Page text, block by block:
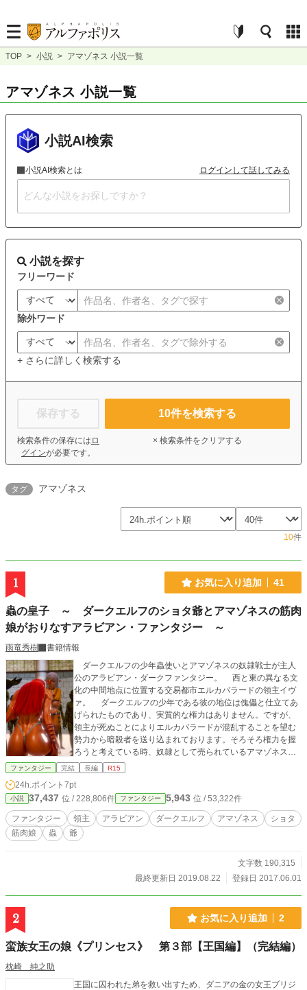
TOP > 小説 > アマゾネス 小説一覧
アマゾネス 小説一覧
小説AI検索
小説AI検索とは ログインして話してみる
小説を探す
フリーワード
除外ワード
+ さらに詳しく検索する
保存する
検索条件の保存には ロ
グインが必要です。
10件を検索する
× 検索条件をクリアする
タグ アマゾネス
10件
1 お気に入り追加 41
蟲の皇子 ～ ダークエルフのショタ爺とアマゾネスの筋肉
娘がおりなすアラビアン・ファンタジー ～
雨竜秀樹
書籍情報
ダークエルフの少年蟲使いとアマゾネスの奴隷戦士が主人
公のアラビアン・ダークファンタジー。 西と東の異なる文
化の中間地点に位置する交易都市エルカバラードの領主イヴ
ァ。 ダークエルフの少年である彼の地位は傀儡と仕立てあ
げられたものであり、実質的な権力はありません。ですが、
領主が死ぬことによりエルカバラードが混乱することを望む
勢力から暗殺者を送り込まれております。そろそろ権力を握
ろうと考えている時、奴隷として売られているアマゾネスの
ペルセネアを見つけて買い取るところから物語は始まりま
ークエルフの少年とアマゾネスの奴隷戦士の2人が交易都市エ
ルカバラードを舞台に活躍いたします。内容には蟲・奴隷・
略奪・拷問・虐殺など、非人道的、残虐なシーンが有ります
ので、苦手な方は読まれる際はご注意ください。
ファンタジー 完結 長編 R15
24h.ポイント 7pt
小説 37,437 位 / 228,806件 ファンタジー 5,943 位 / 53,322件
ファンタジー 領主 アラビアン ダークエルフ アマゾネス
ショタ
筋肉娘
蟲 爺
文字数 190,315
最終更新日 2019.08.22
登録日 2017.06.01
2 お気に入り追加 2
蛮族女王の娘《プリンセス》 第３部【王国編】（完結編）
枕崎 純之助
王国に囚われた弟を救い出すため、ダニアの金の女王ブリジ